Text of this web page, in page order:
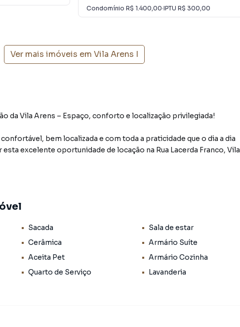
Condomínio R$ 1.400,00·IPTU R$ 300,00
Ver mais imóveis em Vila Arens I
da Vila Arens – Espaço, conforto e localização privilegiada!
bem localizada e com toda a praticidade que o dia a dia
excelente oportunidade de locação na Rua Lacerda Franco, Vila
de estar próxima a tudo. Aqui, você terá à disposição, a
na cidade pela variedade e qualidade;
Sacada
Sala de estar
Cerâmica
Armário Suíte
Aceita Pet
Armário Cozinha
Quarto de Serviço Lavanderia